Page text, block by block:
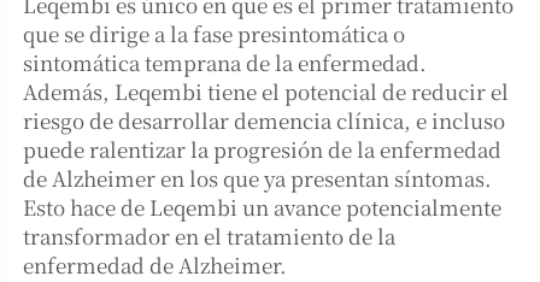
que se dirige a la fase presintomática o
sintomática temprana de la enfermedad.
Además, Leqembi tiene el potencial de reducir el
riesgo de desarrollar demencia clínica, e incluso
puede ralentizar la progresión de la enfermedad
de Alzheimer en los que ya presentan síntomas.
Esto hace de Leqembi un avance potencialmente
transformador en el tratamiento de la
enfermedad de Alzheimer.